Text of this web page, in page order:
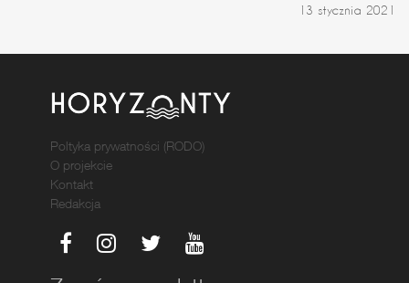
13 stycznia 2021
Poltyka prywatności (RODO)
O projekcie
Kontakt
Redakcja